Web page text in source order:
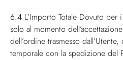
6.4 L’Importo Totale Dovuto
solo al momento
dell’ordine trasmesso
temporale con la spedizione del